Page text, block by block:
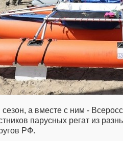
а вместе с ним -
парусных регат из
РФ.